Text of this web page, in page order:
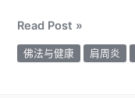
Read Post »
佛法与健康 肩周炎